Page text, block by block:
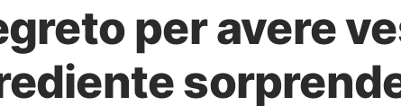
NOVITÀ
AMBIENTI
per avere